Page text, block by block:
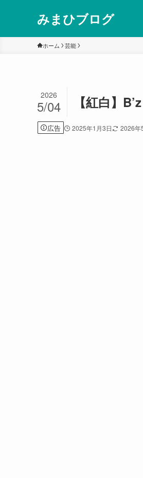
みまひブログ
ホーム 芸能
【紅白】
2026
5/04
広告 2025年1月3日 2026年